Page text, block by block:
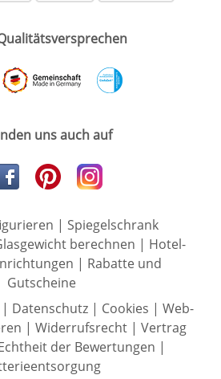
uns auch auf
| Spiegelschrank
berechnen | Hotel-
| Rabatte und
Gutscheine
Datenschutz| Cookies | Web-
| Widerrufsrecht| Vertrag
der Bewertungen |